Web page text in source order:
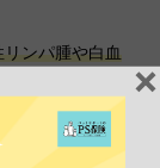
リンパ腫や白血
血球、血小板の生
起こします。